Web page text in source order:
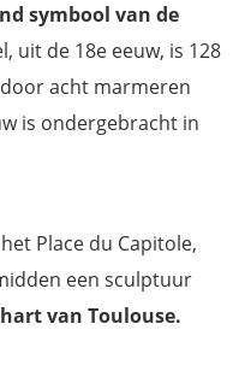
symbool van de
uit de 18e eeuw, is 128
acht marmeren
is ondergebracht in
Place du Capitole,
een sculptuur
van Toulouse.